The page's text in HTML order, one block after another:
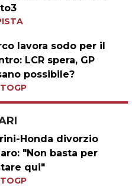
lavora sodo per il
LCR spera, GP
possibile?
Honda divorzio
"Non basta per
qui"